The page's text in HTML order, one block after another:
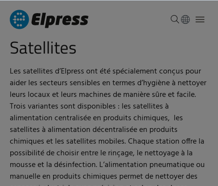
Satellites
Les satellites d’Elpress ont été spécialement conçus pour
aider les secteurs sensibles en termes d’hygiène à nettoyer
leurs locaux et leurs machines de manière sûre et facile.
Trois variantes sont disponibles : les satellites à
alimentation centralisée en produits chimiques, les
satellites à alimentation décentralisée en produits
chimiques et les satellites mobiles. Chaque station offre la
possibilité de choisir entre le rinçage, le nettoyage à la
mousse et la désinfection. L’alimentation pneumatique ou
manuelle en produits chimiques permet de nettoyer des